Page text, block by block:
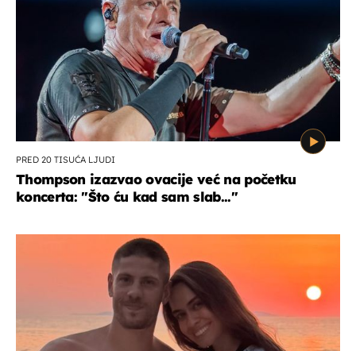
PRED 20 TISUĆA LJUDI
Thompson izazvao ovacije već na početku
koncerta: "Što ću kad sam slab..."